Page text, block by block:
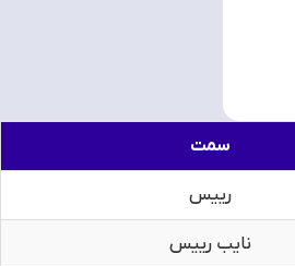
سمت
رییس
نایب رییس